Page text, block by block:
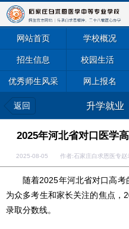
网站首页 学校概况
招生信息 校园生活
优秀师生风采 网上报名
返回 升学就业
2025年河北省对口医学
2025-08-05 作者:石家庄白求恩医专
随着2025年河北省对口高考
为众多考生和家长关注的焦点，
录取分数线。